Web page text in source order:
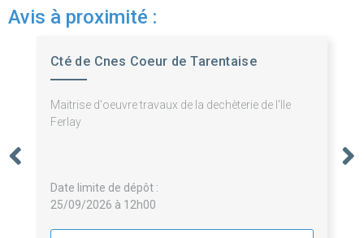
Avis à proximité :
Cté de Cnes Coeur de Tarentaise
Maitrise d'oeuvre travaux de la dechèterie de l'Ile
Ferlay
Date limite de dépôt :
25/09/2026 à 12h00